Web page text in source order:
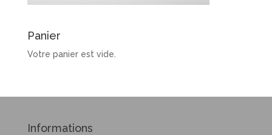
Panier
Votre panier est vide.
Informations